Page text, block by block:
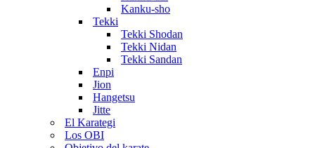
Kanku-sho
Tekki
Tekki Shodan
Tekki Nidan
Tekki Sandan
Enpi
Jion
Hangetsu
Jitte
El Karategi
Los OBI